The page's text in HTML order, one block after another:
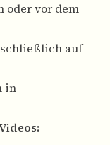
oder vor dem
auf
in